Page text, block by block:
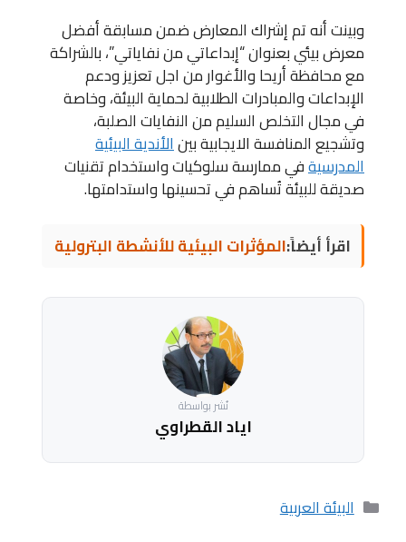
وبينت أنه تم إشراك المعارض ضمن مسابقة أفضل
معرض بيئي بعنوان “إبداعاتي من نفاياتي”، بالشراكة
مع محافظة أريحا والأغوار من اجل تعزيز ودعم
الإبداعات والمبادرات الطلابية لحماية البيئة، وخاصة
في مجال التخلص السليم من النفايات الصلبة،
وتشجيع المنافسة الايجابية بينالأندية البيئية
المدرسيةفي ممارسة سلوكيات واستخدام تقنيات
صديقة للبيئة تُساهم في تحسينها واستدامتها.
اقرأ أيضاً:المؤثرات البيئية للأنشطة البترولية
نُشر بواسطة
اياد القطراوي
التصنيفات
البيئة العربية